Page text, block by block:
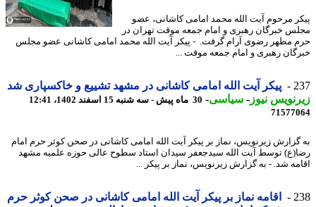
مرحوم آیت الله محمد امامی کاشانی، عضو
خبرگان رهبری و امام جمعه موقت تهران در
مطهر رضوی آرام گرفت. - پیکر آیت الله محمد امامی کاشانی عضو مجلس
رهبری و امام جمعه موقت ...
پیکر آیت الله امامی کاشانی در مشهد تشییع و خاکسپاری شد
نیوز-سیاسی-30 ماه پیش - سه شنبه 15 اسفند 1402، 12:41
زیرنویس، نماز بر پیکر آیت الله امامی کاشانی در صحن کوثر حرم امام
توسط آیت الله سیدجعفر سیدان استاد سطوح عالی حوزه علمیه مشهد
شد. - به گزارش زیرنویس، نماز بر پیکر ...
اقامه نماز بر پیکر آیت الله امامی کاشانی در صحن کوثر حرم